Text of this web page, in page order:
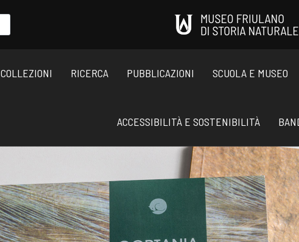
COLLEZIONI RICERCA PUBBLICAZIONI SCUOLA E MUSEO
ACCESSIBILITÀ E SOSTENIBILITÀ